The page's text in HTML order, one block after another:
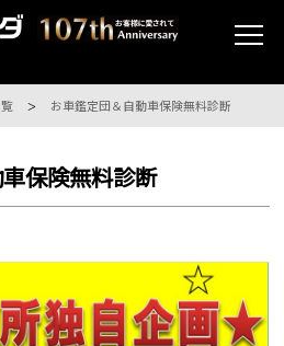
お車鑑定団＆自動車保険無料診断
保険無料診断